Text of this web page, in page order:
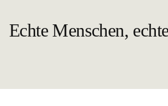
Echte Menschen,